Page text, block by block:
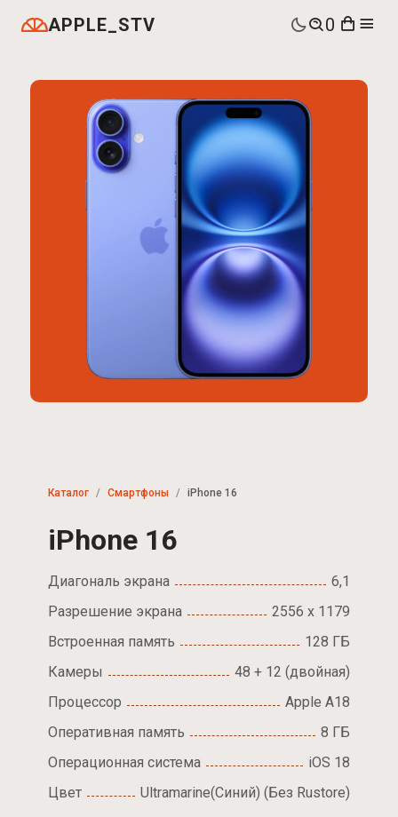
APPLE_STV 0
Каталог Смартфоны iPhone 16
iPhone 16
Диагональ экрана
6,1
Разрешение экрана
2556 x 1179
Встроенная память
128 ГБ
Камеры
48 + 12 (двойная)
Процессор
Apple A18
Оперативная память
8 ГБ
Операционная система
iOS 18
Цвет
Ultramarine(Синий) (Без Rustore)